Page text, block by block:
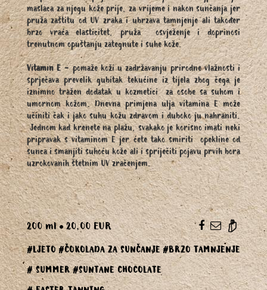
maslaca za njegu kože prije, za vrijeme i nakon sunčanja jer
pruža zaštitu od UV zraka i ubrzava tamnjenje ali također
brzo vraća elasticitet, pruža osvježenje i doprinosi
trenutnom opuštanju zategnute i suhe kože.
Vitamin E- pomaže koži u zadržavanju prirodne vlažnosti i
sprječava prevelik gubitak tekućine iz tijela zbog čega je
iznimno tražen dodatak u kozmetici za osobe sa suhom i
umornom kožom. Dnevna primjena ulja vitamina E može
učiniti čak i jako suhu kožu zdravom i duboko ju nahraniti.
Jednom kad krenete na plažu, svakako je korisno imati neki
pripravak s vitaminom E jer ćete tako smiriti opekline od
sunca i smanjiti suhoću kože ali i spriječiti pojavu prvih bora
uzrokovanih štetnim UV zračenjem.
200 ml 20,00 EUR
#LJETO #ČOKOLADA ZA SUNČANJE #BRZO TAMNJENJE
# SUMMER #SUNTANE CHOCOLATE